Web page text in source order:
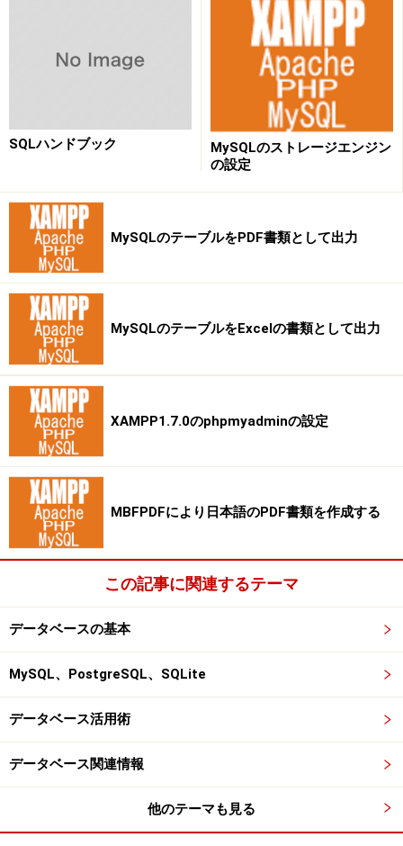
計、総合計が表示されました。
Oracle10gでSQLを試す関連記事一覧
Oracle10g関連記事一覧
※記事内容は執筆時点のものです。最新の内容をご確認くださ
い。
※OSやアプリ、ソフトのバージョンによっては画面表示、操作方
法が異なる可能性があります。
【編集部おすすめの購入サイト】
Amazonでデータベース関連の書籍をチェック！
楽天市場でデータベース関連の書籍をチェック！
SQLハンドブック
MySQLのストレージエンジン
の設定
MySQLのテーブルをPDF書類として出力
MySQLのテーブルをExcelの書類として出力
XAMPP1.7.0のphpmyadminの設定
MBFPDFにより日本語のPDF書類を作成する
この記事に関連するテーマ
データベースの基本
MySQL、PostgreSQL、SQLite
データベース活用術
データベース関連情報
他のテーマも見る